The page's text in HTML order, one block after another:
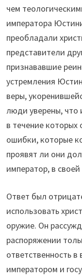
чем
императора
преобладали
представители
признававшие
устремления
веры,
люди уверены, что
в течение которых
ошибки, которые
проявят ли они
император, в
Ответ был
использовать
оружие. Он
распоряжении
ответственность
императором и